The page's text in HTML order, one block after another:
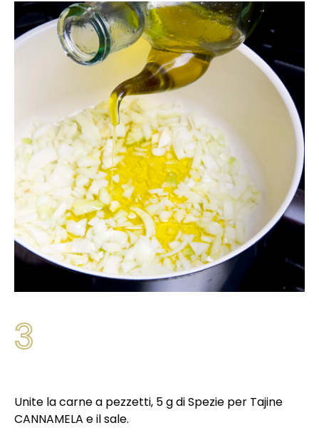
3
Unite la carne a pezzetti, 5 g di Spezie per Tajine
CANNAMELA e il sale.